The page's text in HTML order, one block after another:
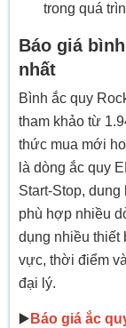
trong quá
Báo giá
nhất
Bình ắc quy
tham khảo từ
thức mua mới
là dòng ắc quy
Start-Stop,
phù hợp nhiều
dụng nhiều thiết
vực, thời điểm
đại lý.
▶️ Báo giá ắc